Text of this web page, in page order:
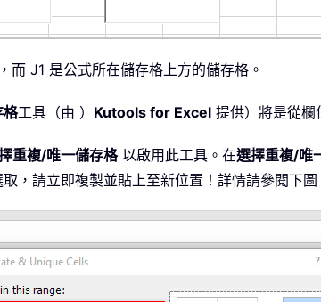
而 J1 是公式所在儲存格上方的儲存格。
格工具（由 ） Kutools for Excel 提供）將是從欄
重複/唯一儲存格以啟用此工具。在選擇重複/唯
，請立即複製並貼上至新位置！詳情請參閱下圖